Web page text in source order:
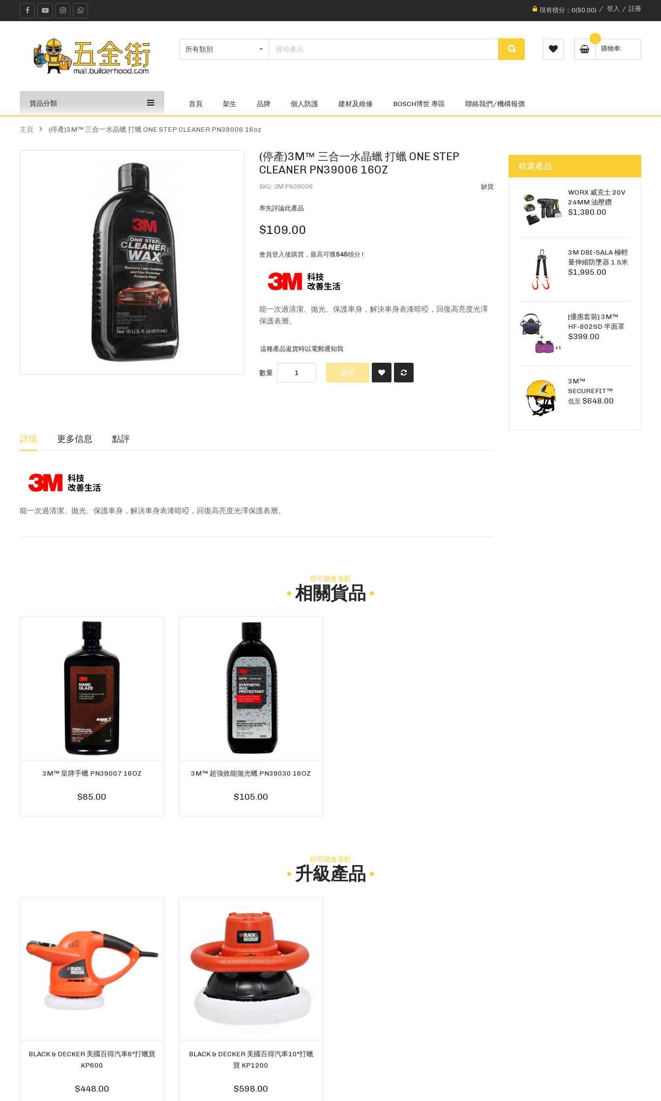
現有積分：0($0.00) 登入 註冊
購物車
貨品分類 首頁 架生 品牌 個人防護 建材及維修 BOSCH博世 專區 聯絡我們/機構報價
主頁 (停產)3M™ 三合一水晶蠟 打蠟 ONE STEP CLEANER PN39006 16oz
(停產)3M™ 三合一水晶蠟 打蠟 ONE STEP
CLEANER PN39006 16OZ
缺貨
SKU 3M PN39006
率先評論此產品
$109.00
會員登入後購買，最高可獲545積分 !
能一次過清潔、拋光、保護車身，解決車身表漆暗啞，回復高亮度光澤
保護表層。
這種產品返貨時以電郵通知我
數量 缺貨
詳情 更多信息 點評
能一次過清潔、拋光、保護車身，解決車身表漆暗啞，回復高亮度光澤保護表層。
精選產品
WORX 威克士 20V
24MM 油壓鑽
WU385.3（雙5A電
$1,380.00
3M DBI-SALA 極輕
量伸縮防墜器 1.5米
(雙鉤) 3101754
TWINS
$1,995.00
[優惠套裝] 3M™
HF-802SD 半面罩
式呼吸防護面具 +
SECURE CLICK HF-
系列
$399.00
3M™
SECUREFIT™
X5000系列 透氣安
低至 $648.00
你可能會喜歡
相關貨品
3M™ 皇牌手蠟 PN39007 16OZ
$85.00
3M™ 超強效能拋光蠟 PN39030 16OZ
$105.00
你可能會喜歡
升級產品
BLACK & DECKER 美國百得汽車6"打蠟寶
KP600
$448.00
BLACK & DECKER 美國百得汽車10"打蠟
寶 KP1200
$598.00